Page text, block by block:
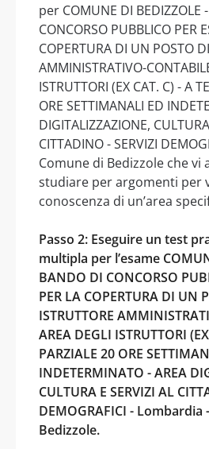
per COMUNE DI BEDIZZOLE
CONCORSO PUBBLICO PER
COPERTURA DI UN POSTO
AMMINISTRATIVO-
ISTRUTTORI (EX CAT. C) - A
ORE SETTIMANALI ED
DIGITALIZZAZIONE,
CITTADINO - SERVIZI
Comune di Bedizzole che vi
studiare per argomenti per
conoscenza di un’area
Passo 2: Eseguire un test
multipla per l’esame
BANDO DI CONCORSO
PER LA COPERTURA DI UN
ISTRUTTORE
AREA DEGLI ISTRUTTORI
PARZIALE 20 ORE
INDETERMINATO - AREA
CULTURA E SERVIZI AL
DEMOGRAFICI - Lombardia
Bedizzole.